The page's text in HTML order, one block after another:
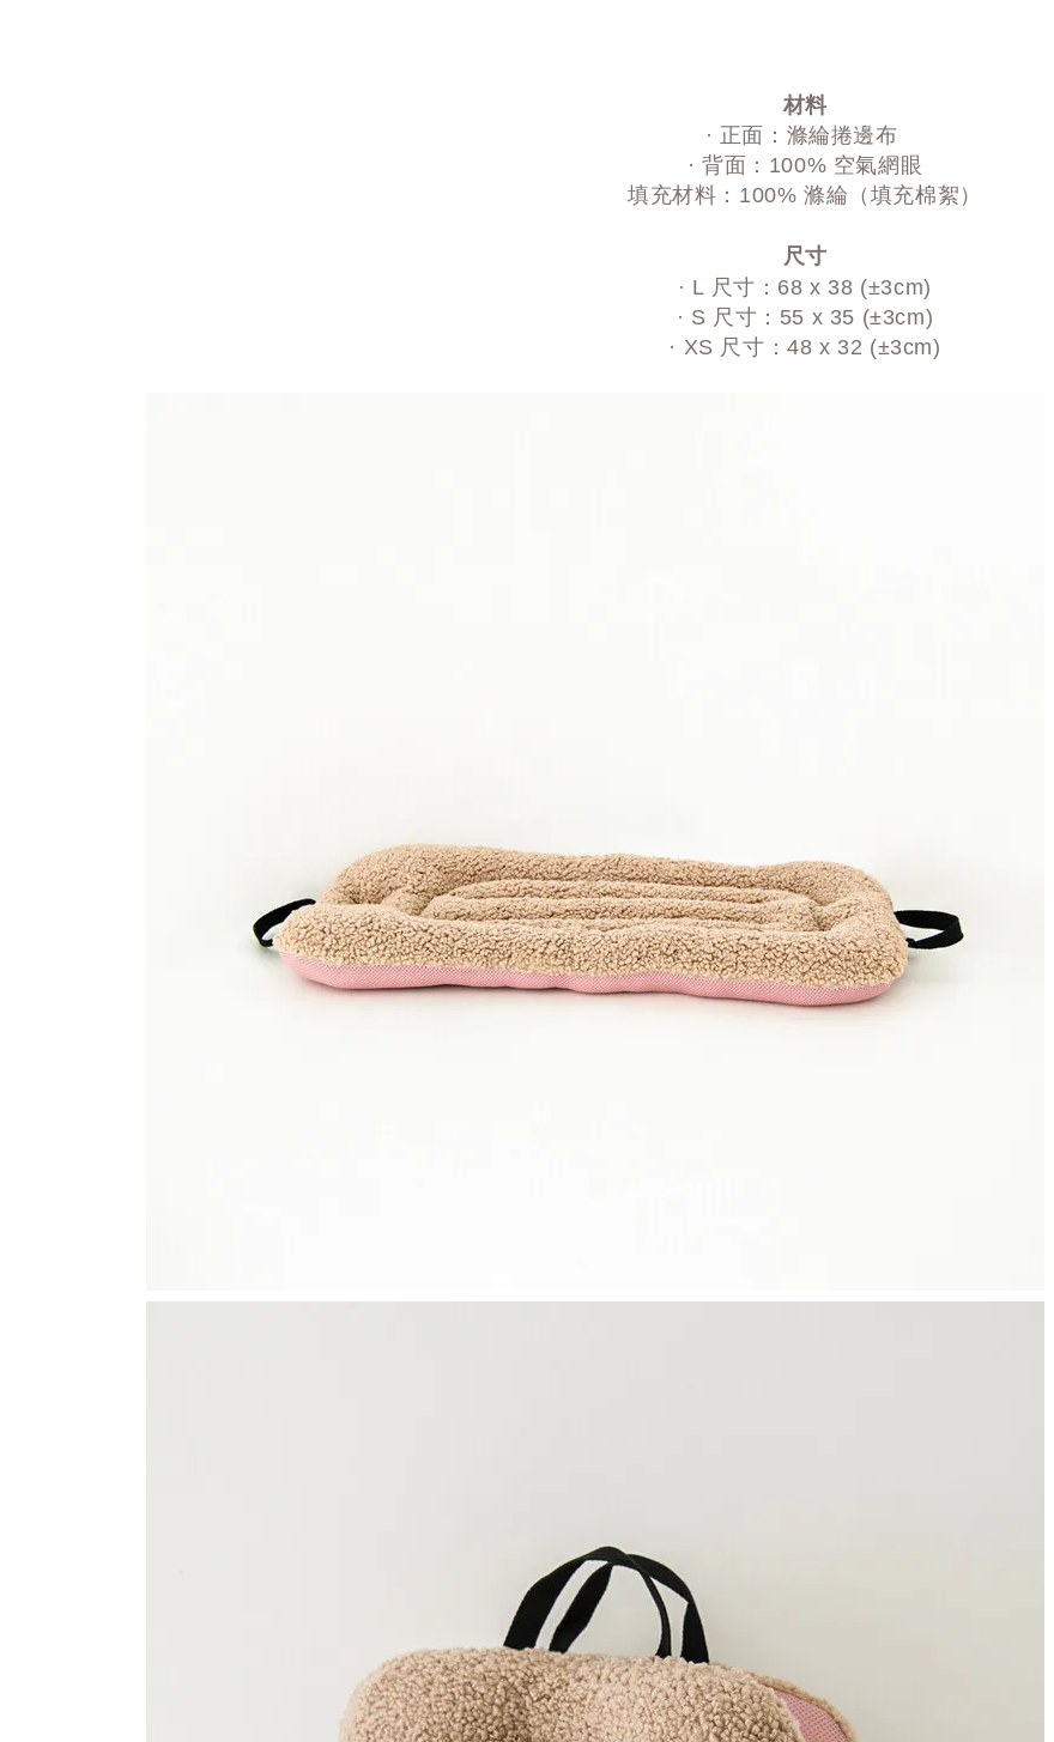
材料
· 正面：滌綸捲邊布
· 背面：100% 空氣網眼
填充材料：100% 滌綸（填充棉絮）
尺寸
· L 尺寸：68 x 38 (±3cm)
· S 尺寸：55 x 35 (±3cm)
· XS 尺寸：48 x 32 (±3cm)